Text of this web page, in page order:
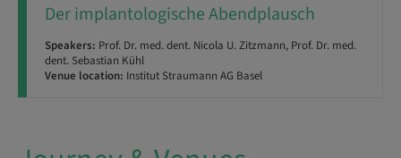
Der implantologische Abendplausch
Speakers: Prof. Dr. med. dent. Nicola U. Zitzmann, Prof. Dr. med.
dent. Sebastian Kühl
Venue location: Institut Straumann AG Basel